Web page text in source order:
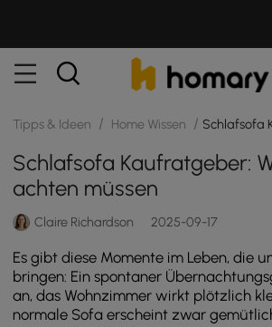
Tipps & Ideen / Home Wissen / Schlafsofa
Schlafsofa Kaufratgeber:
achten müssen
Claire Richardson 2025-09-17
Es gibt diese Momente im Leben, die
bringen: Ein spontaner
an, das Wohnzimmer wirkt plötzlich
normale Sofa erscheint zwar